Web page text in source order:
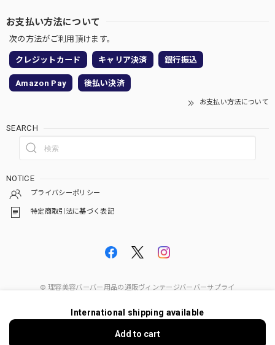
お支払い方法について
次の方法がご利用頂けます。
クレジットカード キャリア決済 銀行振込
Amazon Pay 後払い決済
お支払い方法について
SEARCH
NOTICE
プライバシーポリシー
特定商取引法に基づく表記
© 理容美容バーバー用品の通販ヴィンテージバーバーサプライ
International shipping available
Add to cart